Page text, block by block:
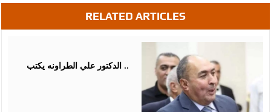
RELATED ARTICLES
الدكتور علي الطراونه يكتب ..